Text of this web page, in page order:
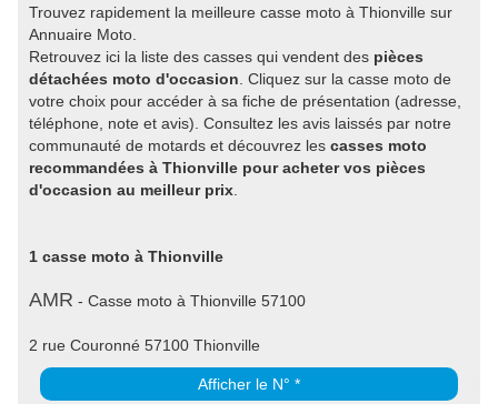
Trouvez rapidement la meilleure casse moto à Thionville sur
Annuaire Moto.
Retrouvez ici la liste des casses qui vendent des pièces
détachées moto d'occasion . Cliquez sur la casse moto de
votre choix pour accéder à sa fiche de présentation (adresse,
téléphone, note et avis). Consultez les avis laissés par notre
communauté de motards et découvrez les casses moto
recommandées à Thionville pour acheter vos pièces
d'occasion au meilleur prix
1 casse moto à Thionville
AMR - Casse moto à Thionville 57100
2 rue Couronné 57100 Thionville
Afficher le N° *